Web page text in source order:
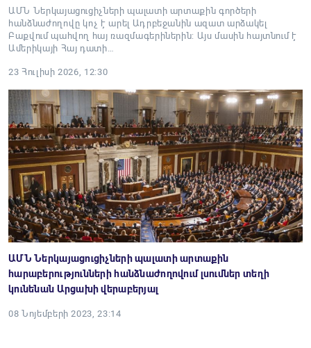
ԱՄՆ Ներկայացուցիչների պալատի արտաքին գործերի
հանձնաժողովը կոչ է արել Ադրբեջանին ազատ արձակել
Բաքվում պահվող հայ ռազմագերիներին: Այս մասին հայտնում է
Ամերիկայի Հայ դատի…
23 Հուլիսի 2026, 12:30
ԱՄՆ Ներկայացուցիչների պալատի արտաքին
հարաբերությունների հանձնաժողովում լսումներ տեղի
կունենան Արցախի վերաբերյալ
08 Նոյեմբերի 2023, 23:14